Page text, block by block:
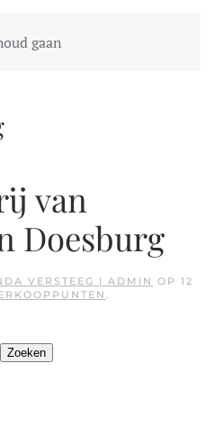
gaan
van
Doesburg
VERSTEEG | ADMIN OP 12
.
Zoeken